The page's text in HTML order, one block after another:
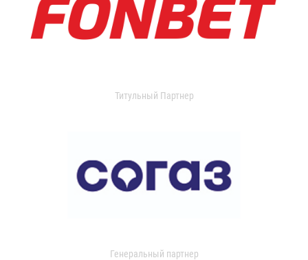
Титульный Партнер
Генеральный партнер